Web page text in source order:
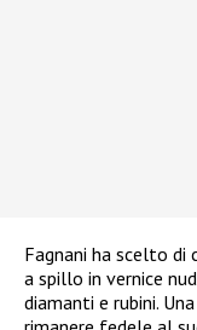
Fagnani ha scelto di
a spillo in vernice
diamanti e rubini.